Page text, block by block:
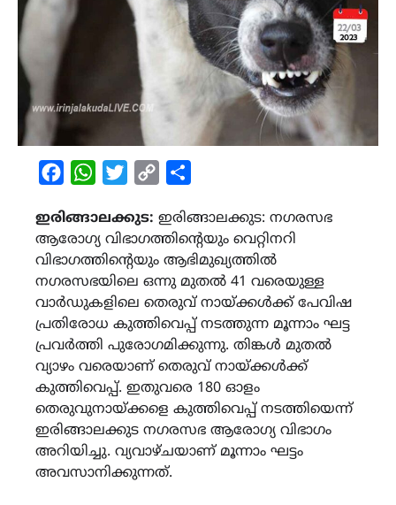
FacebookWhatsAppTwitterCopy
ഇരിങ്ങാലക്കുട: ഇരിങ്ങാലക്കുട: നഗരസഭ
ആരോഗ്യ വിഭാഗത്തിന്‍റെയും വെറ്റിനറി
വിഭാഗത്തിന്റെയും ആഭിമുഖ്യത്തിൽ
നഗരസഭയിലെ ഒന്നു മുതൽ 41 വരെയുള്ള
വാർഡുകളിലെ തെരുവ് നായ്ക്കൾക്ക് പേവിഷ
പ്രതിരോധ കുത്തിവെപ്പ് നടത്തുന്ന മൂന്നാം ഘട്ട
പ്രവർത്തി പുരോഗമിക്കുന്നു. തിങ്കൾ മുതൽ
വ്യാഴം വരെയാണ് തെരുവ് നായ്ക്കൾക്ക്
കുത്തിവെപ്പ്. ഇതുവരെ 180 ഓളം
തെരുവുനായ്ക്കളെ കുത്തിവെപ്പ് നടത്തിയെന്ന്
ഇരിങ്ങാലക്കുട നഗരസഭ ആരോഗ്യ വിഭാഗം
അറിയിച്ചു. വ്യവാഴ്ചയാണ് മൂന്നാം ഘട്ടം
അവസാനിക്കുന്നത്.